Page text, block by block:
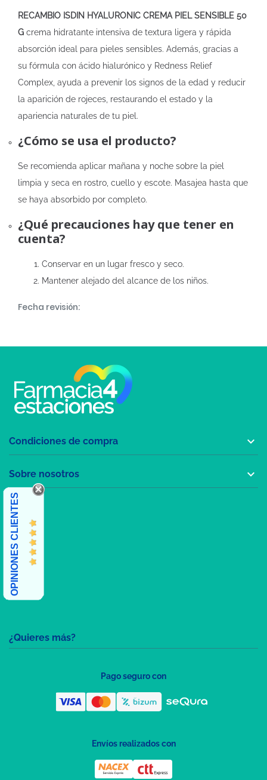
RECAMBIO ISDIN HYALURONIC CREMA PIEL SENSIBLE 50
G crema hidratante intensiva de textura ligera y rápida
absorción ideal para pieles sensibles. Además, gracias a
su fórmula con ácido hialurónico y Redness Relief
Complex, ayuda a prevenir los signos de la edad y reducir
la aparición de rojeces, restaurando el estado y la
apariencia naturales de tu piel.
¿Cómo se usa el producto?
Se recomienda aplicar mañana y noche sobre la piel
limpia y seca en rostro, cuello y escote. Masajea hasta que
se haya absorbido por completo.
¿Qué precauciones hay que tener en
cuenta?
Conservar en un lugar fresco y seco.
Mantener alejado del alcance de los niños.
Fecha revisión:
¿Quieres más?
Condiciones de compra 
Sobre nosotros 
OPINIONES CLIENTES
Pago seguro con
Envíos realizados con